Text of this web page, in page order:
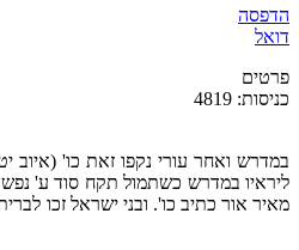
הדפסה
דואל
פרטים
כניסות: 4819
במדרש ואחר עורי נקפו זאת כו' (איוב
ליראיו במדרש כשתמול תקח סוד ע' נפש
מאיר אור כתיב כו'. ובני ישראל זכו